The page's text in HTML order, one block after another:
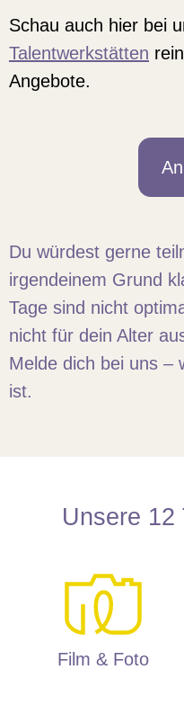
Schau auch hier bei
Talentwerkstätten
Angebote.
Du würdest gerne
irgendeinem Grund
Tage sind nicht
nicht für dein Alter
Melde dich bei uns –
ist.
Unsere 12
Film & Foto